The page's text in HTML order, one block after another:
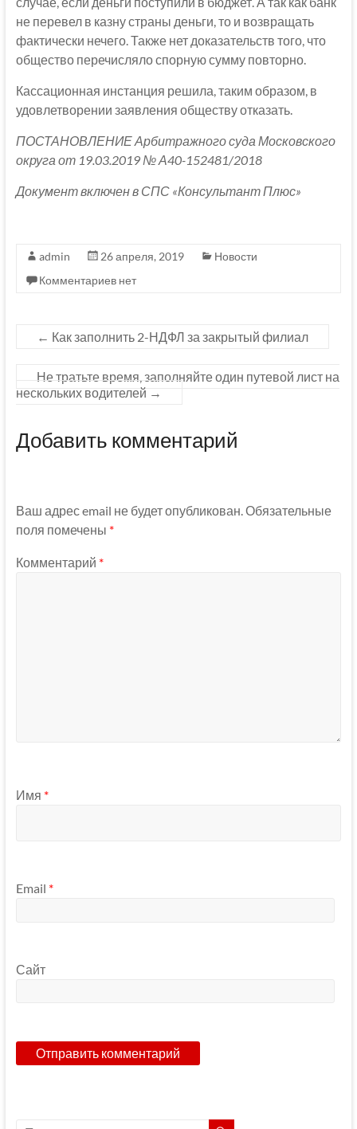
не перевел в казну страны деньги, то и возвращать
фактически нечего. Также нет доказательств того, что
общество перечисляло спорную сумму повторно.
Кассационная инстанция решила, таким образом, в
удовлетворении заявления обществу отказать.
ПОСТАНОВЛЕНИЕ Арбитражного суда Московского
округа от 19.03.2019 № А40-152481/2018
Документ включен в СПС «Консультант Плюс»
admin 26 апреля, 2019
Новости
Комментариев нет
← Как заполнить 2-НДФЛ за закрытый филиал
Не тратьте время, заполняйте один путевой лист на
нескольких водителей →
Добавить комментарий
Ваш адрес email не будет опубликован. Обязательные
поля помечены *
Комментарий *
Имя *
Email *
Сайт